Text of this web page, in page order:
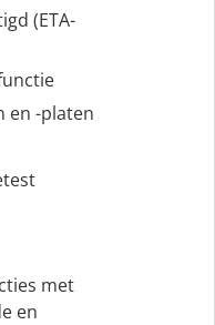
(ETA-
en -platen
met
en